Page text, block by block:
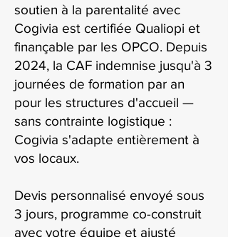
soutien à la parentalité avec
Cogivia est certifiée Qualiopi et
finançable par les OPCO. Depuis
2024, la CAF indemnise jusqu'à 3
journées de formation par an
pour les structures d'accueil —
sans contrainte logistique :
Cogivia s'adapte entièrement à
vos locaux.
Devis personnalisé envoyé sous
3 jours, programme co-construit
avec votre équipe et ajusté